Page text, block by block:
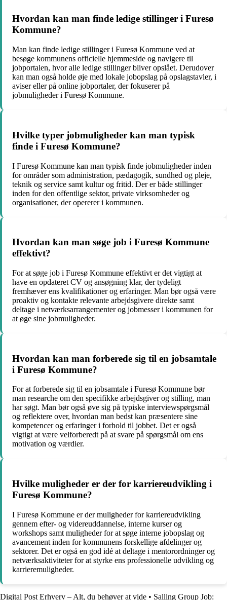
Hvordan kan man finde ledige stillinger i Furesø
Kommune?
Man kan finde ledige stillinger i Furesø Kommune ved at
besøge kommunens officielle hjemmeside og navigere til
jobportalen, hvor alle ledige stillinger bliver opslået. Derudover
kan man også holde øje med lokale jobopslag på opslagstavler, i
aviser eller på online jobportaler, der fokuserer på
jobmuligheder i Furesø Kommune.
Hvilke typer jobmuligheder kan man typisk
finde i Furesø Kommune?
I Furesø Kommune kan man typisk finde jobmuligheder inden
for områder som administration, pædagogik, sundhed og pleje,
teknik og service samt kultur og fritid. Der er både stillinger
inden for den offentlige sektor, private virksomheder og
organisationer, der opererer i kommunen.
Hvordan kan man søge job i Furesø Kommune
effektivt?
For at søge job i Furesø Kommune effektivt er det vigtigt at
have en opdateret CV og ansøgning klar, der tydeligt
fremhæver ens kvalifikationer og erfaringer. Man bør også være
proaktiv og kontakte relevante arbejdsgivere direkte samt
deltage i netværksarrangementer og jobmesser i kommunen for
at øge sine jobmuligheder.
Hvordan kan man forberede sig til en jobsamtale
i Furesø Kommune?
For at forberede sig til en jobsamtale i Furesø Kommune bør
man researche om den specifikke arbejdsgiver og stilling, man
har søgt. Man bør også øve sig på typiske interviewspørgsmål
og reflektere over, hvordan man bedst kan præsentere sine
kompetencer og erfaringer i forhold til jobbet. Det er også
vigtigt at være velforberedt på at svare på spørgsmål om ens
motivation og værdier.
Hvilke muligheder er der for karriereudvikling i
Furesø Kommune?
I Furesø Kommune er der muligheder for karriereudvikling
gennem efter- og videreuddannelse, interne kurser og
workshops samt muligheder for at søge interne jobopslag og
avancement inden for kommunens forskellige afdelinger og
sektorer. Det er også en god idé at deltage i mentorordninger og
netværksaktiviteter for at styrke ens professionelle udvikling og
karrieremuligheder.
Digital Post Erhverv – Alt, du behøver at vide • Salling Group Job: